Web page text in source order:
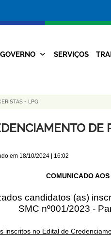
Prefeitura
Navegação
SERVIÇOS
- LPG
DE
em 18/10/2024 | 16:02
COMUNICADO
candidatos (as)
SMC nº001/2023 -
inscritos no Edital de